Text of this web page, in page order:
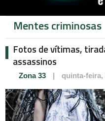
Mentes criminosas
Fotos de vítimas,
assassinos
Zona 33 quinta-feira,